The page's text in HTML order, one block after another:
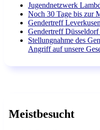
Jugendnetzwerk
Noch 30 Tage bis zur
Gendertreff
Gendertreff
Stellungnahme des
Angriff auf unsere
Meistbesucht